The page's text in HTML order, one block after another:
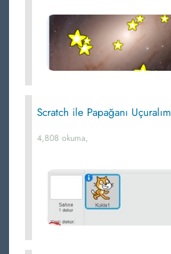
Scratch ile Papağanı Uçuralım
4,808 okuma,